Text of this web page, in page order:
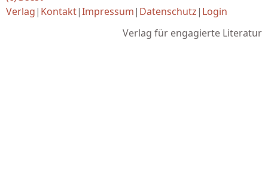
Verlag| Kontakt|Impressum| Datenschutz| Login
Verlag für engagierte Literatur